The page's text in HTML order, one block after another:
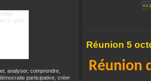
analyser, comprendre,
participative, créer
<<
Réunion 5
Réunion